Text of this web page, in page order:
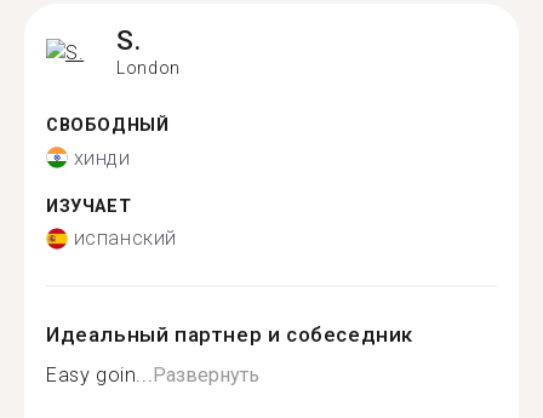
S.
London
СВОБОДНЫЙ
хинди
ИЗУЧАЕТ
испанский
Идеальный партнер и собеседник
Easy goin...Развернуть